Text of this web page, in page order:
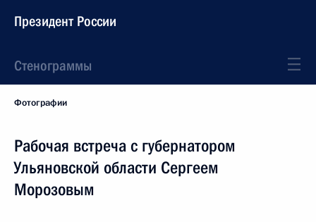
Президент России
Стенограммы
Фотографии
Рабочая встреча с губернатором
Ульяновской области Сергеем
Морозовым